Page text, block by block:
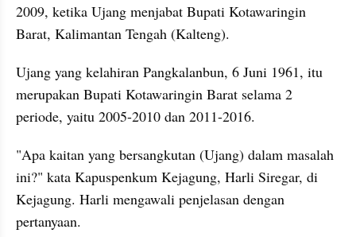
2009, ketika Ujang menjabat Bupati Kotawaringin
Barat, Kalimantan Tengah (Kalteng).
Ujang yang kelahiran Pangkalanbun, 6 Juni 1961, itu
merupakan Bupati Kotawaringin Barat selama 2
periode, yaitu 2005-2010 dan 2011-2016.
"Apa kaitan yang bersangkutan (Ujang) dalam masalah
ini?" kata Kapuspenkum Kejagung, Harli Siregar, di
Kejagung. Harli mengawali penjelasan dengan
pertanyaan.